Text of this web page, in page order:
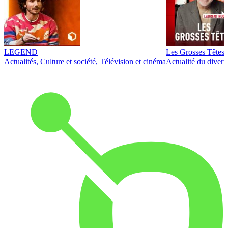
LEGEND
Actualités, Culture et société, Télévision et cinéma
Les Grosses Têtes
Actualité du